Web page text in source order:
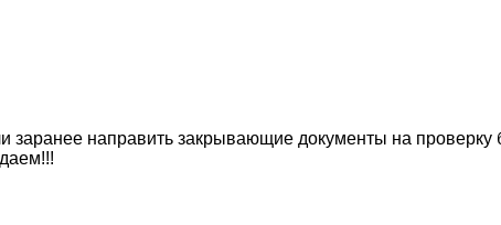
заранее направить закрывающие документы на